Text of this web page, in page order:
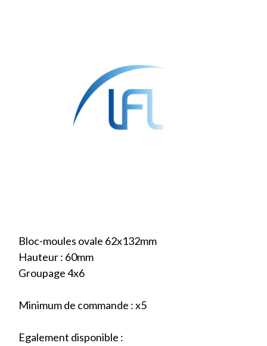
Bloc-moules ovale 62x132mm
Hauteur : 60mm
Groupage 4x6
Minimum de commande : x5
Egalement disponible :